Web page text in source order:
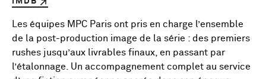
Les équipes MPC Paris ont pris en charge l’ensemble
de la post-production image de la série : des premiers
rushes jusqu’aux livrables finaux, en passant par
l’étalonnage. Un accompagnement complet au service